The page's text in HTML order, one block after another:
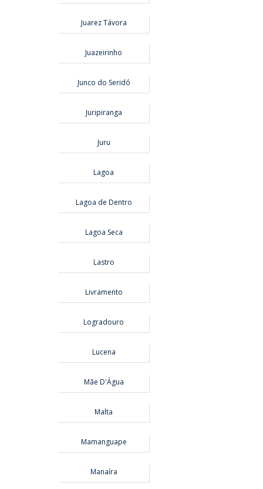
Juarez Távora
Juazeirinho
Junco do Seridó
Juripiranga
Juru
Lagoa
Lagoa de Dentro
Lagoa Seca
Lastro
Livramento
Logradouro
Lucena
Mãe D'Água
Malta
Mamanguape
Manaíra